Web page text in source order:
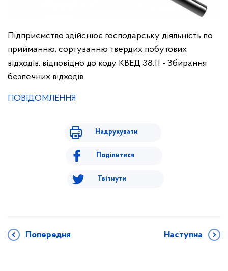
Підприємство здійснює господарську діяльність по
прийманню, сортуванню твердих побутових
відходів, відповідно до коду КВЕД 38.11 - Збирання
безпечних відходів.
ПОВІДОМЛЕННЯ
Надрукувати
Поділитися
Твітнути
Попередня Наступна